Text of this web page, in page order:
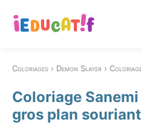
Coloriages Demon Slayer Coloriage
Coloriage
gros plan souriant